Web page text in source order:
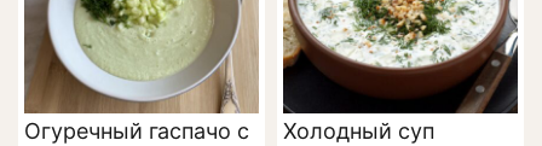
Огуречный гаспачо с
Холодный суп